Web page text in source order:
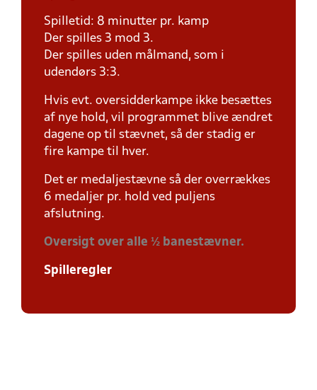
Spilletid: 8 minutter pr. kamp
Der spilles 3 mod 3.
Der spilles uden målmand, som i
udendørs 3:3.
Hvis evt. oversidderkampe ikke besættes
af nye hold, vil programmet blive ændret
dagene op til stævnet, så der stadig er
fire kampe til hver.
Det er medaljestævne så der overrækkes
6 medaljer pr. hold ved puljens
afslutning.
Oversigt over alle ½ banestævner.
Spilleregler